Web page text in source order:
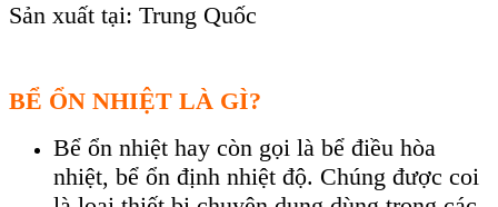
Sản xuất tại: Trung Quốc
BỂ ỔN NHIỆT LÀ GÌ?
Bể ổn nhiệt hay còn gọi là bể điều hòa
nhiệt, bể ổn định nhiệt độ. Chúng được coi